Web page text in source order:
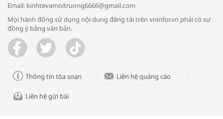
Trao yêu thương cho em
Email: kinhtevamoitruong6666@gmail.com
Mọi hành động sử dụng nội dung đăng tải trên vninfor.vn phải có sự
đồng ý bằng văn bản.
Thông tin tòa soạn Liên hệ quảng cáo
Liên hệ gửi bài